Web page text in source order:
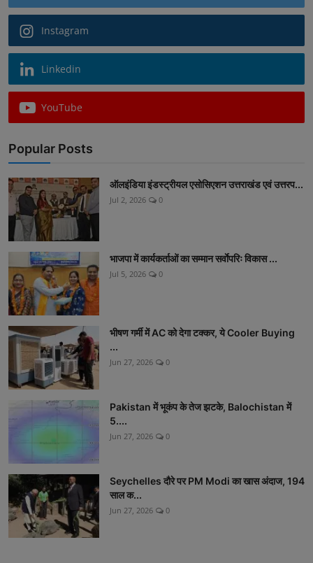
Instagram
Linkedin
YouTube
Popular Posts
ऑलइंडिया इंडस्ट्रीयल एसोसिएशन उत्तराखंड एवं उत्तरप...
Jul 2, 2026 0
भाजपा में कार्यकर्ताओं का सम्मान सर्वाेपरिः विकास ...
Jul 5, 2026 0
भीषण गर्मी में AC को देगा टक्कर, ये Cooler Buying
...
Jun 27, 2026 0
Pakistan में भूकंप के तेज झटके, Balochistan में
5....
Jun 27, 2026 0
Seychelles दौरे पर PM Modi का खास अंदाज, 194
साल क...
Jun 27, 2026 0